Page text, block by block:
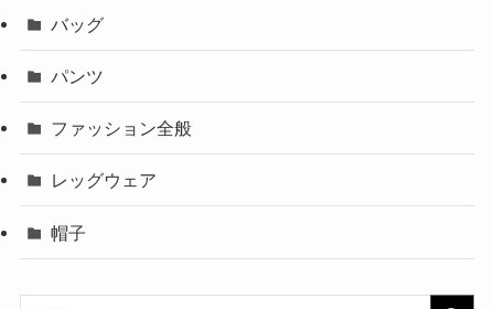
バッグ
パンツ
ファッション全般
レッグウェア
帽子